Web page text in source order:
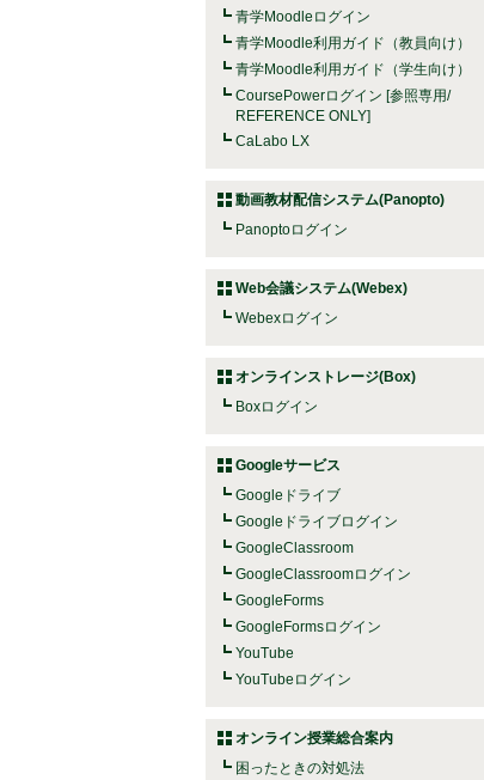
青学Moodleログイン
青学Moodle利用ガイド（教員向け）
青学Moodle利用ガイド（学生向け）
CoursePowerログイン [参照専用/
REFERENCE ONLY]
CaLabo LX
動画教材配信システム(Panopto)
Panoptoログイン
Web会議システム(Webex)
Webexログイン
オンラインストレージ(Box)
Boxログイン
Googleサービス
Googleドライブ
Googleドライブログイン
GoogleClassroom
GoogleClassroomログイン
GoogleForms
GoogleFormsログイン
YouTube
YouTubeログイン
オンライン授業総合案内
困ったときの対処法